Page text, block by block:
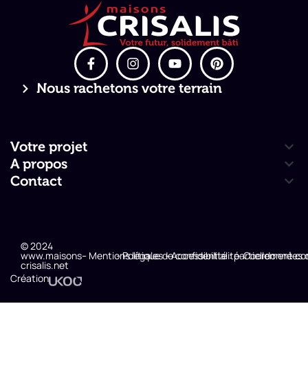
Nous rachetons votre terrain
Votre projet
A propos
Contact
© 2024
www.maisons-
crisalis.net
- Mentions légales
- Politique de confidentialité
- Accessibilité : partiellement
- Coordonnées
Création